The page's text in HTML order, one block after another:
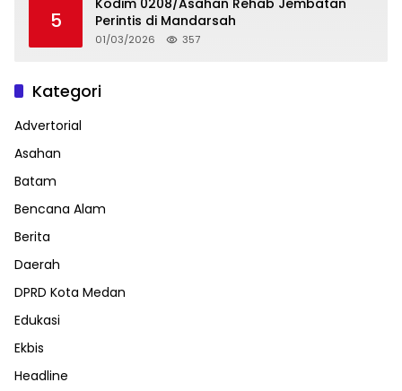
5
Perintis di Mandarsah
01/03/2026 357
Kategori
Advertorial
Asahan
Batam
Bencana Alam
Berita
Daerah
DPRD Kota Medan
Edukasi
Ekbis
Headline